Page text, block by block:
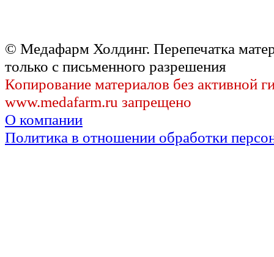
© Медафарм Холдинг. Перепечатка
только с письменного разрешения
Копирование материалов без активной
www.medafarm.ru запрещено
О компании
Политика в отношении обработки